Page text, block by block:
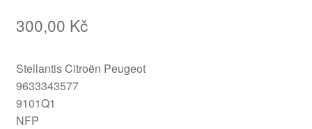
300,00 Kč
Stellantis Citroën Peugeot
9633343577
9101Q1
NFP